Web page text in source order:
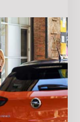
kop eraf